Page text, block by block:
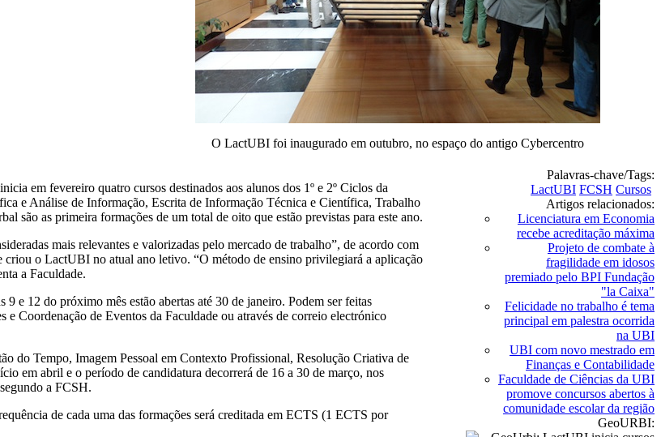
O LactUBI foi inaugurado em outubro, no espaço do antigo Cybercentro
em fevereiro quatro cursos destinados aos alunos dos 1º e 2º Ciclos da
e Análise de Informação, Escrita de Informação Técnica e Científica, Trabalho
são as primeira formações de um total de oito que estão previstas para este ano.
mais relevantes e valorizadas pelo mercado de trabalho”, de acordo com
o LactUBI no atual ano letivo. “O método de ensino privilegiará a aplicação
a Faculdade.
9 e 12 do próximo mês estão abertas até 30 de janeiro. Podem ser feitas
e Coordenação de Eventos da Faculdade ou através de correio electrónico
do Tempo, Imagem Pessoal em Contexto Profissional, Resolução Criativa de
em abril e o período de candidatura decorrerá de 16 a 30 de março, nos
a FCSH.
de cada uma das formações será creditada em ECTS (1 ECTS por
Palavras-chave/Tags:
LactUBI FCSH Cursos
Artigos relacionados:
Licenciatura em Economia
recebe acreditação máxima
Projeto de combate à
fragilidade em idosos
premiado pelo BPI Fundação
"la Caixa"
Felicidade no trabalho é tema
principal em palestra ocorrida
na UBI
UBI com novo mestrado em
Finanças e Contabilidade
Faculdade de Ciências da UBI
promove concursos abertos à
comunidade escolar da região
GeoURBI: